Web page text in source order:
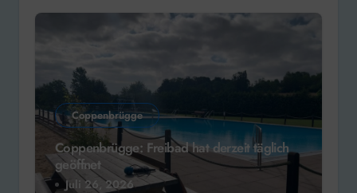
Coppenbrügge
Coppenbrügge: Freibad hat derzeit täglich
geöffnet
Juli 26, 2026